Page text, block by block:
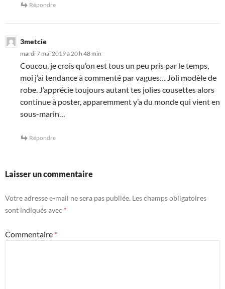
Répondre
3metcie
mardi 7 mai 2019 à 20 h 48 min
Coucou, je crois qu’on est tous un peu pris par le temps,
moi j’ai tendance à commenté par vagues… Joli modèle de
robe. J’apprécie toujours autant tes jolies cousettes alors
continue à poster, apparemment y’a du monde qui vient en
sous-marin…
Répondre
Laisser un commentaire
Votre adresse e-mail ne sera pas publiée. Les champs obligatoires
sont indiqués avec *
Commentaire *